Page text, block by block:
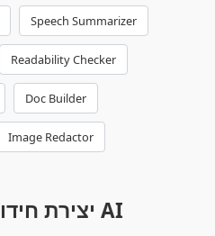
Speech Summarizer
Readability Checker
Doc Builder
Image Redactor
יצירת חידונים בעזרת AI